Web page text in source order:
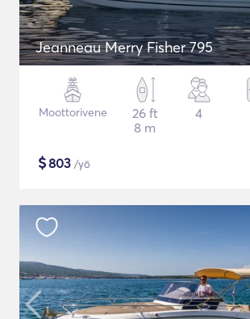
Jeanneau Merry Fisher 795
Moottorivene
26 ft
8 m
4
$803 /yö